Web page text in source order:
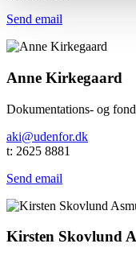
Send email
Anne Kirkegaard
Dokumentations- og
aki@udenfor.dk
t: 2625 8881
Send email
Kirsten Skovlund